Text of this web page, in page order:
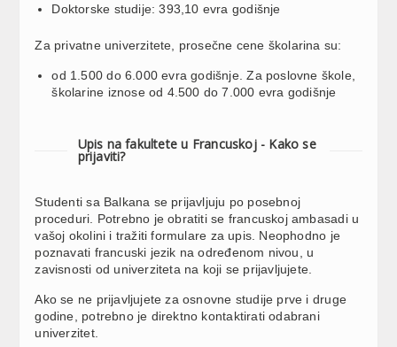
Doktorske studije: 393,10 evra godišnje
Za privatne univerzitete, prosečne cene školarina su:
od 1.500 do 6.000 evra godišnje. Za poslovne škole,
školarine iznose od 4.500 do 7.000 evra godišnje
Upis na fakultete u Francuskoj - Kako se
prijaviti?
Studenti sa Balkana se prijavljuju po posebnoj
proceduri. Potrebno je obratiti se francuskoj ambasadi u
vašoj okolini i tražiti formulare za upis. Neophodno je
poznavati francuski jezik na određenom nivou, u
zavisnosti od univerziteta na koji se prijavljujete.
Ako se ne prijavljujete za osnovne studije prve i druge
godine, potrebno je direktno kontaktirati odabrani
univerzitet.